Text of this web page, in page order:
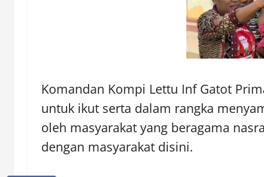
Komandan Kompi Lettu Inf Gatot
untuk ikut serta dalam rangka
oleh masyarakat yang beragama
dengan masyarakat disini.